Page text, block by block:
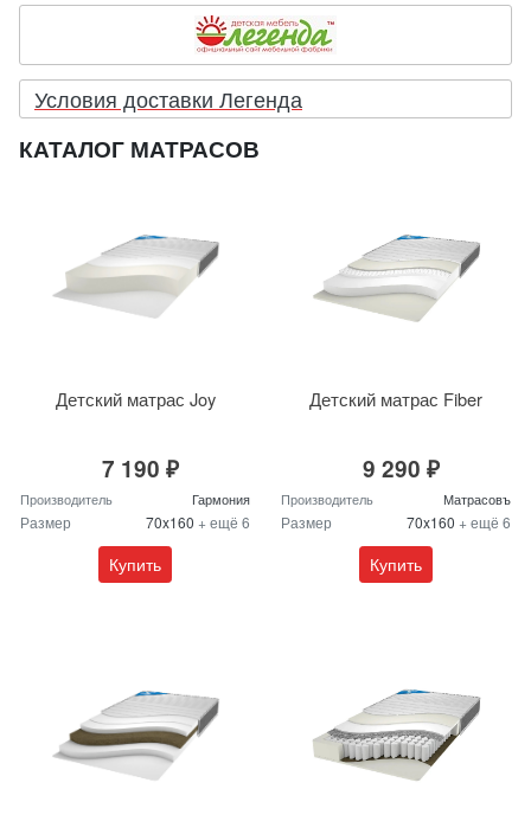
Условия доставки Легенда
КАТАЛОГ МАТРАСОВ
Детский матрас Joy
7 190 ₽
Производитель Гармония
Размер 70x160 + ещё 6
Купить
Детский матрас Fiber
9 290 ₽
Производитель Матрасовъ
Размер 70x160 + ещё 6
Купить